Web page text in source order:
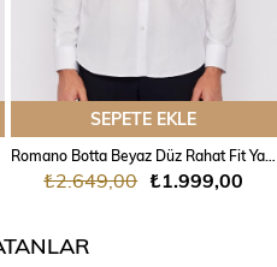
SEPETE EKLE
Romano Botta Beyaz Düz Rahat Fit Yaka Düğmeli %100 Pamuk Gömlek
₺1.999,00
₺2.649,00